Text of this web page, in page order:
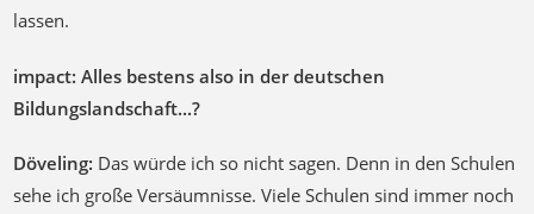
lassen.
impact: Alles bestens also in der deutschen
Bildungslandschaft...?
Döveling: Das würde ich so nicht sagen. Denn in den Schulen
sehe ich große Versäumnisse. Viele Schulen sind immer noch